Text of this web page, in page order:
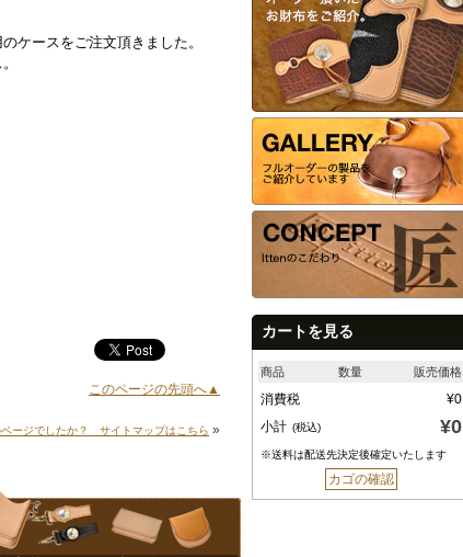
ケースをご注文頂きました。
このページの先頭へ▲
ページでしたか？ サイトマップはこちら »
カートを見る
商品 数量 販売価格
消費税
¥0
小計 (税込) ¥0
※送料は配送先決定後確定いたします
カゴの確認